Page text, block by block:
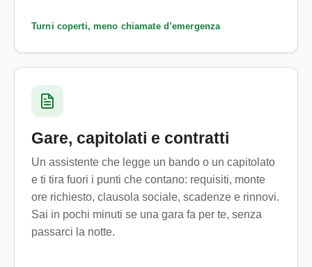
Turni coperti, meno chiamate d’emergenza
Gare, capitolati e contratti
Un assistente che legge un bando o un capitolato
e ti tira fuori i punti che contano: requisiti, monte
ore richiesto, clausola sociale, scadenze e rinnovi.
Sai in pochi minuti se una gara fa per te, senza
passarci la notte.